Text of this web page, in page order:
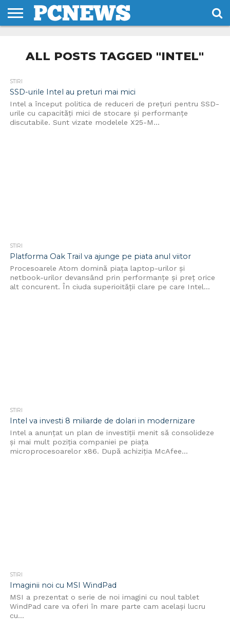
NOI
CONDITII
ALL POSTS TAGGED "INTEL"
STIRI
SSD-urile Intel au preturi mai mici
Intel a început politica de reduceri de prețuri pentru SSD-
urile cu capacități mici de stocare și performanțe
discutabile. Sunt vizate modelele X25-M...
STIRI
Platforma Oak Trail va ajunge pe piata anul viitor
Procesoarele Atom domină piața laptop-urilor și
netbook-urilor devansând prin performanțe și preț orice
alt concurent. În ciuda superioității clare pe care Intel...
STIRI
Intel va investi 8 miliarde de dolari in modernizare
Intel a anunțat un plan de investiții menit să consolideze
și mai mult poziția companiei pe piața
microprocesoarelor x86. După achiziția McAfee...
STIRI
Imaginii noi cu MSI WindPad
MSI a prezentat o serie de noi imagini cu noul tablet
WindPad care va oferi în mare parte cam același lucru
cu...